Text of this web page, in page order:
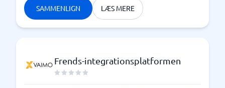
SAMMENLIGN LÆS MERE
Frends-integrationsplatformen